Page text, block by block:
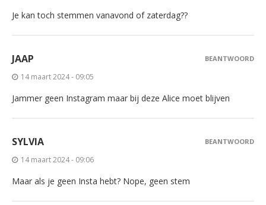
Je kan toch stemmen vanavond of zaterdag??
JAAP
14 maart 2024 - 09:05
Jammer geen Instagram maar bij deze Alice moet blijven
BEANTWOORD
SYLVIA
14 maart 2024 - 09:06
Maar als je geen Insta hebt? Nope, geen stem
BEANTWOORD